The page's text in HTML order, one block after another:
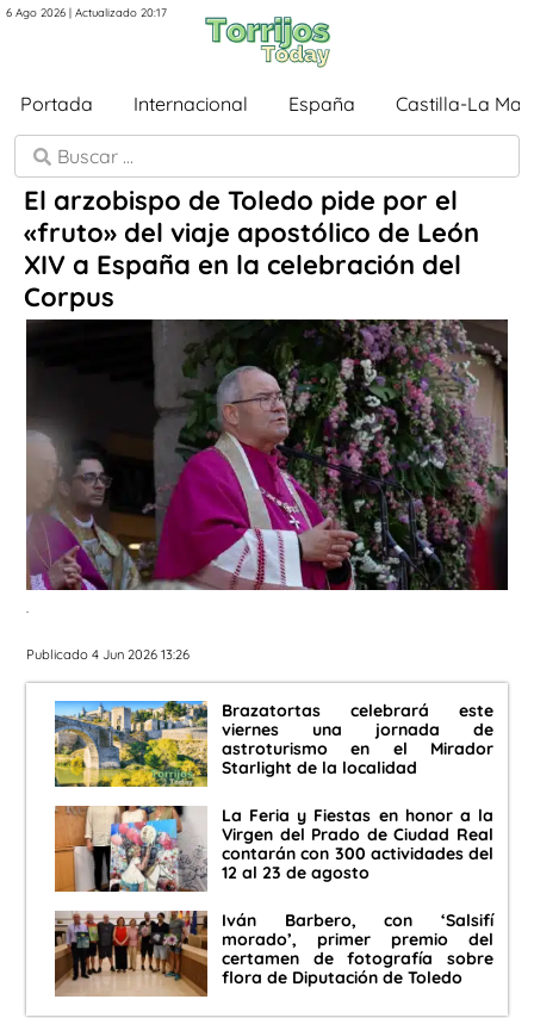
6 Ago 2026 | Actualizado 20:17
Portada Internacional España Castilla-La
El arzobispo de Toledo pide por el
«fruto» del viaje apostólico de León
XIV a España en la celebración del
Corpus
.
Publicado 4 Jun 2026 13:26
Brazatortas celebrará este
viernes una jornada de
astroturismo en el Mirador
Starlight de la localidad
La Feria y Fiestas en honor a la
Virgen del Prado de Ciudad Real
contarán con 300 actividades del
12 al 23 de agosto
Iván Barbero, con ‘Salsifí
morado’, primer premio del
certamen de fotografía sobre
flora de Diputación de Toledo